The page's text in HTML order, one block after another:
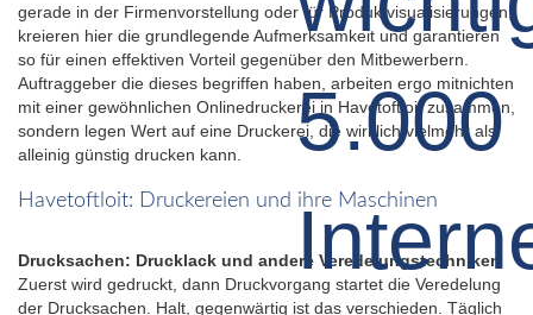
gerade in der Firmenvorstellung oder für Produktvisualisierungen,
kreieren hier die grundlegende Aufmerksamkeit und garantieren
so für einen effektiven Vorteil gegenüber den Mitbewerbern.
Auftraggeber die dieses begriffen haben, arbeiten ergo mitnichten
mit einer gewöhnlichen Onlinedruckerei in Havetoftloit zusammen,
sondern legen Wert auf eine Druckerei, die wirklich vielmehr als
alleinig günstig drucken kann.
Havetoftloit: Druckereien und ihre Maschinen
Drucksachen: Drucklack und andere Veredelungstechniken
Zuerst wird gedruckt, dann Druckvorgang startet die Veredelung
der Drucksachen. Halt, gegenwärtig ist das verschieden. Täglich